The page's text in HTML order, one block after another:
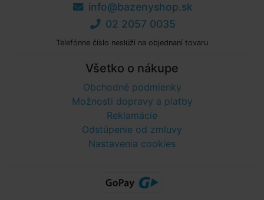
info@bazenyshop.sk
02 2057 0035
Telefónne číslo neslúži na objednaní tovaru
Všetko o nákupe
Obchodné podmienky
Možnosti dopravy a platby
Reklamácie
Odstúpenie od zmluvy
Nastavenia cookies